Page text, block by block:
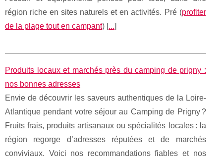
région riche en sites naturels et en activités. Pré (profiter
de la plage tout en campant) [...]
Produits locaux et marchés près du camping de prigny :
nos bonnes adresses
Envie de découvrir les saveurs authentiques de la Loire-
Atlantique pendant votre séjour au Camping de Prigny ?
Fruits frais, produits artisanaux ou spécialités locales : la
région regorge d’adresses réputées et de marchés
conviviaux. Voici nos recommandations fiables et nos